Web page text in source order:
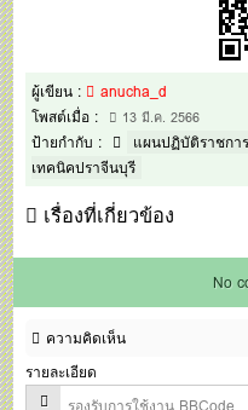
ผู้เขียน :
anucha_d
โพสต์เมื่อ :
13 มี.ค. 2566
ป้ายกำกับ :
แผนปฏิบัติราชกา
เทคนิคปราจีนบุรี
เรื่องที่เกี่ยวข้อง
No
ความคิดเห็น
รายละเอียด